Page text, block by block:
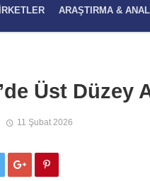
ARAŞTIRMA &
Üst Düzey
11 Şubat 2026